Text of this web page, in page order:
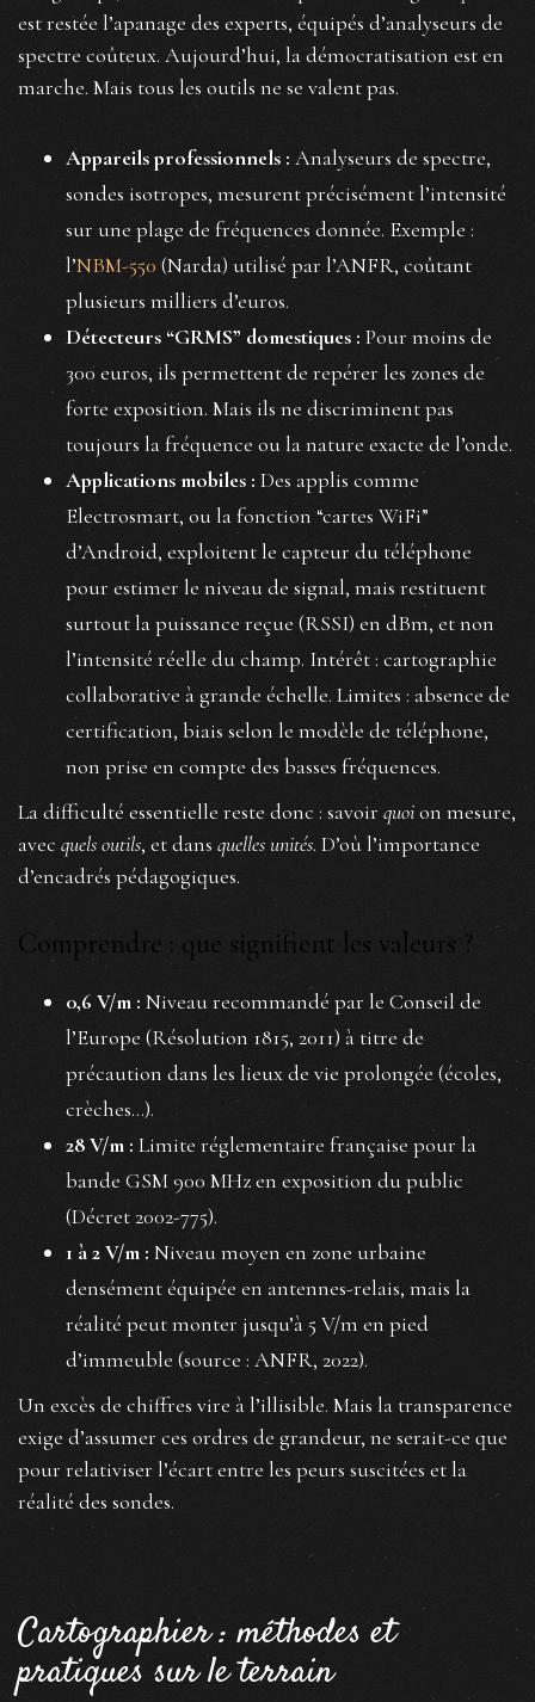
est restée l’apanage des experts, équipés d’analyseurs de
spectre coûteux. Aujourd’hui, la démocratisation est en
marche. Mais tous les outils ne se valent pas.
Appareils professionnels : Analyseurs de spectre,
sondes isotropes, mesurent précisément l’intensité
sur une plage de fréquences donnée. Exemple :
l’NBM-550 (Narda) utilisé par l’ANFR, coûtant
plusieurs milliers d’euros.
Détecteurs “GRMS” domestiques : Pour moins de
300 euros, ils permettent de repérer les zones de
forte exposition. Mais ils ne discriminent pas
toujours la fréquence ou la nature exacte de l’onde.
Applications mobiles : Des applis comme
Electrosmart, ou la fonction “cartes WiFi”
d’Android, exploitent le capteur du téléphone
pour estimer le niveau de signal, mais restituent
surtout la puissance reçue (RSSI) en dBm, et non
l’intensité réelle du champ. Intérêt : cartographie
collaborative à grande échelle. Limites : absence de
certification, biais selon le modèle de téléphone,
non prise en compte des basses fréquences.
La difficulté essentielle reste donc : savoir quoion mesure,
avec quels outils, et dans quelles unités. D’où l’importance
d’encadrés pédagogiques.
Comprendre : que signifient les valeurs ?
0,6 V/m : Niveau recommandé par le Conseil de
l’Europe (Résolution 1815, 2011) à titre de
précaution dans les lieux de vie prolongée (écoles,
crèches…).
28 V/m : Limite réglementaire française pour la
bande GSM 900 MHz en exposition du public
(Décret 2002-775).
1 à 2 V/m : Niveau moyen en zone urbaine
densément équipée en antennes-relais, mais la
réalité peut monter jusqu’à 5 V/m en pied
d’immeuble (source : ANFR, 2022).
Un excès de chiffres vire à l’illisible. Mais la transparence
exige d’assumer ces ordres de grandeur, ne serait-ce que
pour relativiser l’écart entre les peurs suscitées et la
réalité des sondes.
Cartographier : méthodes et
pratiques sur le terrain